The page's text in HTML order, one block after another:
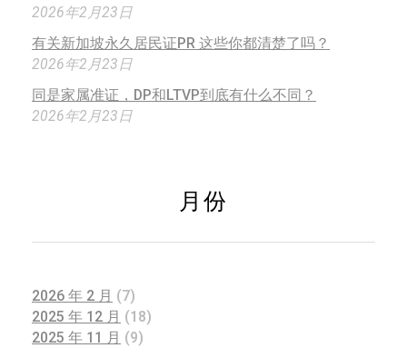
2026年2月23日
有关新加坡永久居民证PR 这些你都清楚了吗？
2026年2月23日
同是家属准证，DP和LTVP到底有什么不同？
2026年2月23日
月份
2026 年 2 月 (7)
2025 年 12 月 (18)
2025 年 11 月 (9)